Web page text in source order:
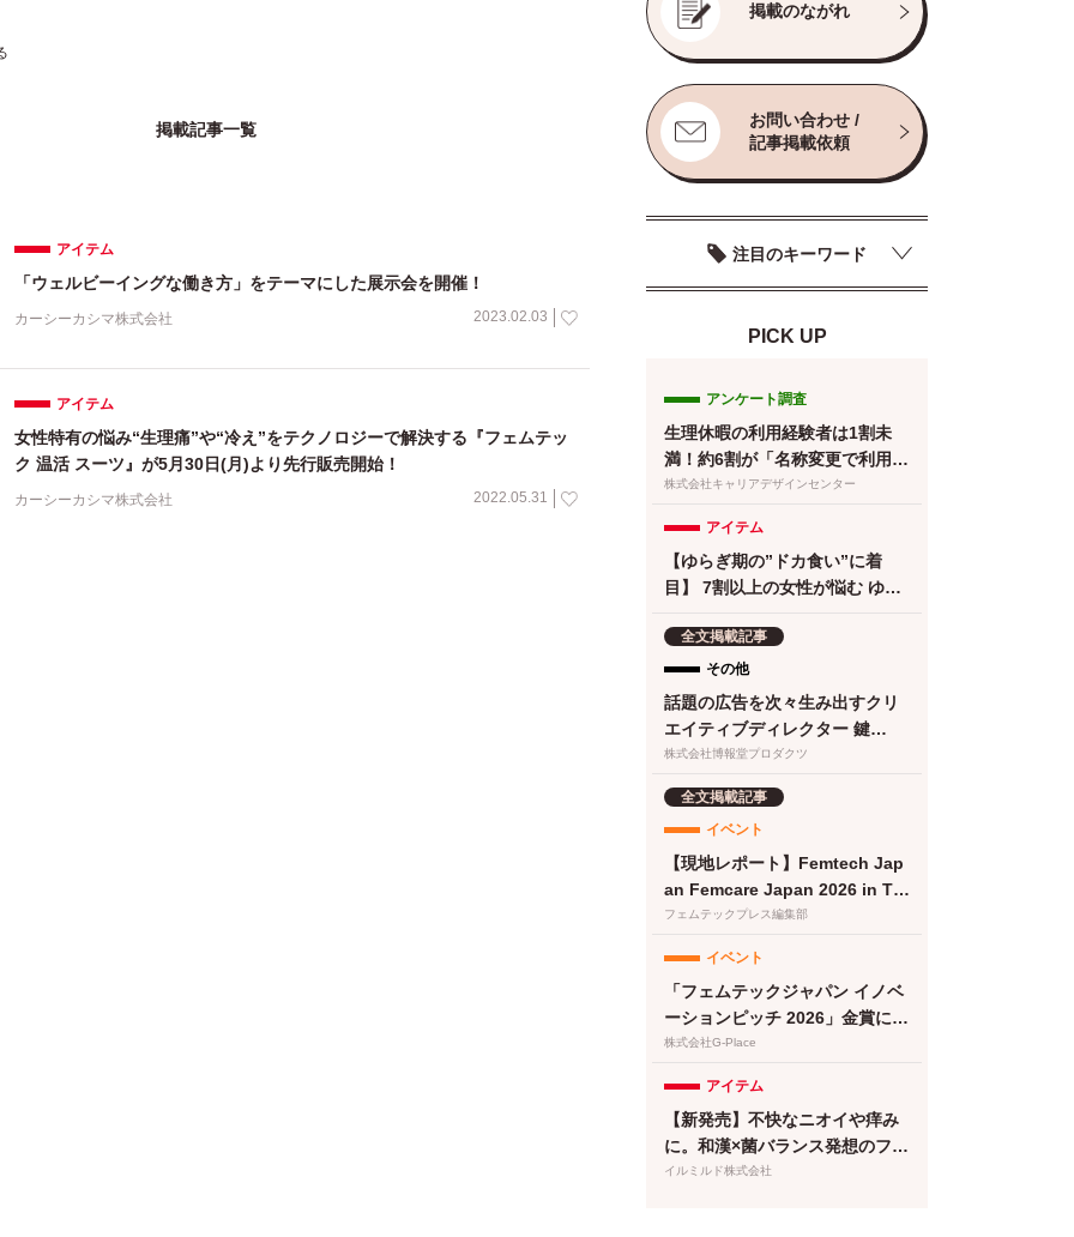
掲載記事一覧
アイテム
「ウェルビーイングな働き方」をテーマにした展示会を開催！
カーシーカシマ株式会社 2023.02.03
アイテム
女性特有の悩み“生理痛”や“冷え”をテクノロジーで解決する『フェムテッ
ク 温活 スーツ』が5月30日(月)より先行販売開始！
カーシーカシマ株式会社 2022.05.31
掲載のながれ
お問い合わせ /
記事掲載依頼
注目のキーワード
PICK UP
アンケート調査
生理休暇の利用経験者は1割未
満！約6割が「名称変更で利用し
やすくなる」と回答／『女の転
ト【第134回】
株式会社キャリアデザインセンター
アイテム
【ゆらぎ期の”ドカ食い”に着
目】 7割以上の女性が悩む ゆら
リ『Calme（カルメ）』8月3日
新発売！
全文掲載記事
その他
話題の広告を次々生み出すクリ
エイティブディレクター 鍵
は“顧客化接点の設計・実
株式会社博報堂プロダクツ
全文掲載記事
イベント
【現地レポート】Femtech Jap
an Femcare Japan 2026 in TO
KYO｜フェムテックジャパン20
取り組みが集結
フェムテックプレス編集部
イベント
「フェムテックジャパン イノベ
ーションピッチ 2026」金賞に竹
繊維＆でんぷん由来吸収体の生
株式会社G-Place
アイテム
【新発売】不快なニオイや痒み
に。和漢×菌バランス発想のフェ
ムケア泡ソープが登場
イルミルド株式会社